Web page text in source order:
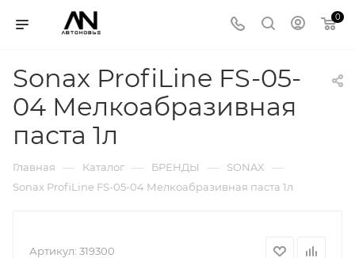
0
Sonax ProfiLine FS-05-
04 Мелкоабразивная
паста 1л
Главная — Каталог — БРЕНДЫ — SONAX —
Sonax ProfiLine FS-05-04 Мелкоабразивная паста 1л
Артикул: 319300